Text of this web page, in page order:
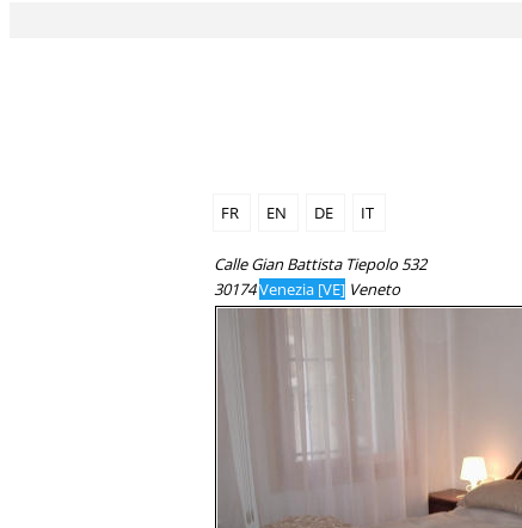
FR EN DE IT
Calle Gian Battista Tiepolo 532
30174Venezia [VE] Veneto